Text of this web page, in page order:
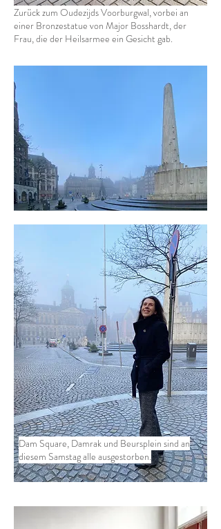
Zurück zum Oudezijds Voorburgwal, vorbei an
einer Bronzestatue von Major Bosshardt, der
Frau, die der Heilsarmee ein Gesicht gab.
Dam Square, Damrak und Beursplein sind an
diesem Samstag alle ausgestorben.